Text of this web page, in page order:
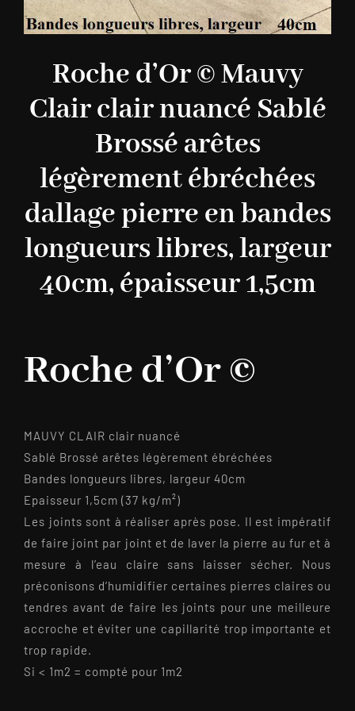
Roche d’Or © Mauvy
Clair clair nuancé Sablé
Brossé arêtes
légèrement ébréchées
dallage pierre en bandes
longueurs libres, largeur
40cm, épaisseur 1,5cm
Roche d’Or ©
MAUVY CLAIR clair nuancé
Sablé Brossé arêtes légèrement ébréchées
Bandes longueurs libres, largeur 40cm
Epaisseur 1,5cm (37 kg/m²)
Les joints sont à réaliser après pose. Il est impératif
de faire joint par joint et de laver la pierre au fur et à
mesure à l’eau claire sans laisser sécher. Nous
préconisons d’humidifier certaines pierres claires ou
tendres avant de faire les joints pour une meilleure
accroche et éviter une capillarité trop importante et
trop rapide.
Si < 1m2 = compté pour 1m2